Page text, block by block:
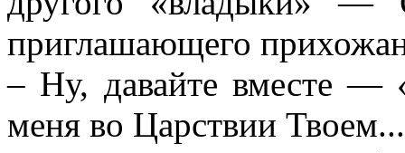
приглашающего
– Ну, давайте вместе
меня во Царствии